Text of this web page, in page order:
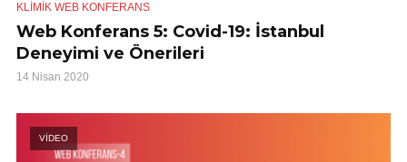
KLIMIK WEB KONFERANS
Web Konferans 5: Covid-19: İstanbul
Deneyimi ve Önerileri
14 Nisan 2020
VİDEO